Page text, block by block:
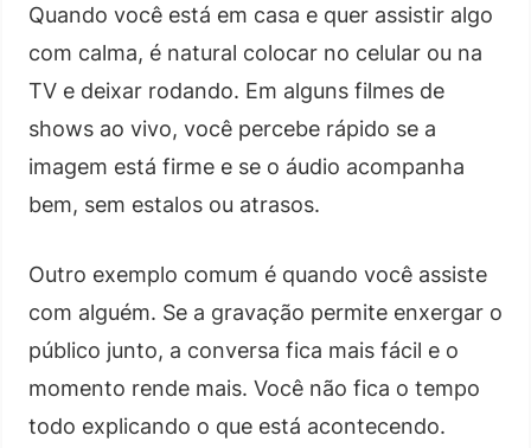
Quando você está em casa e quer assistir algo
com calma, é natural colocar no celular ou na
TV e deixar rodando. Em alguns filmes de
shows ao vivo, você percebe rápido se a
imagem está firme e se o áudio acompanha
bem, sem estalos ou atrasos.
Outro exemplo comum é quando você assiste
com alguém. Se a gravação permite enxergar o
público junto, a conversa fica mais fácil e o
momento rende mais. Você não fica o tempo
todo explicando o que está acontecendo.